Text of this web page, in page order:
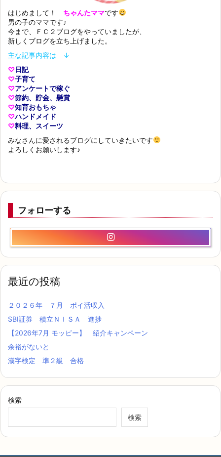
はじめまして！ ちゃんたママです
男の子のママです♪
今まで、ＦＣ２ブログをやっていましたが、
新しくブログを立ち上げました。
主な記事内容は ↓
♡日記
♡子育て
♡アンケートで稼ぐ
♡節約、貯金、懸賞
♡知育おもちゃ
♡ハンドメイド
♡料理、スイーツ
みなさんに愛されるブログにしていきたいです
よろしくお願いします♪
フォローする
最近の投稿
２０２６年 ７月 ポイ活収入
SBI証券 積立ＮＩＳＡ 進捗
【2026年7月 モッピー】 紹介キャンペーン
余裕がないと
漢字検定 準２級 合格
検索
検索